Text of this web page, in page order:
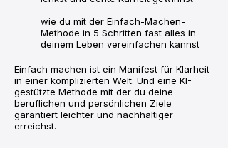
wie du mit der Einfach-Machen-
Methode in 5 Schritten fast alles in
deinem Leben vereinfachen kannst
Einfach machen ist ein Manifest für Klarheit
in einer komplizierten Welt. Und eine KI-
gestützte Methode mit der du deine
beruflichen und persönlichen Ziele
garantiert leichter und nachhaltiger
erreichst.